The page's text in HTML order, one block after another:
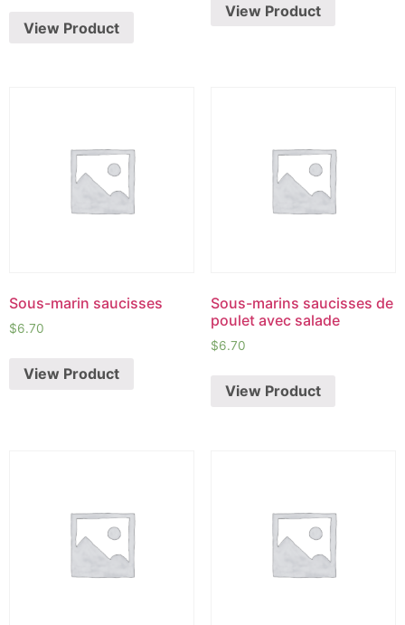
View Product
View Product
Sous-marin saucisses
$6.70
View Product
Sous-marins saucisses de
poulet avec salade
$6.70
View Product